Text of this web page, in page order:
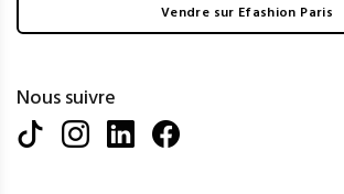
Vendre sur Efashion Paris
Nous suivre